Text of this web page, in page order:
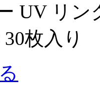
UV リ
枚入り